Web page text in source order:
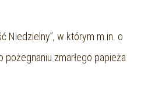
Niedzielny”, w którym m.in. o
zmarłego papieża